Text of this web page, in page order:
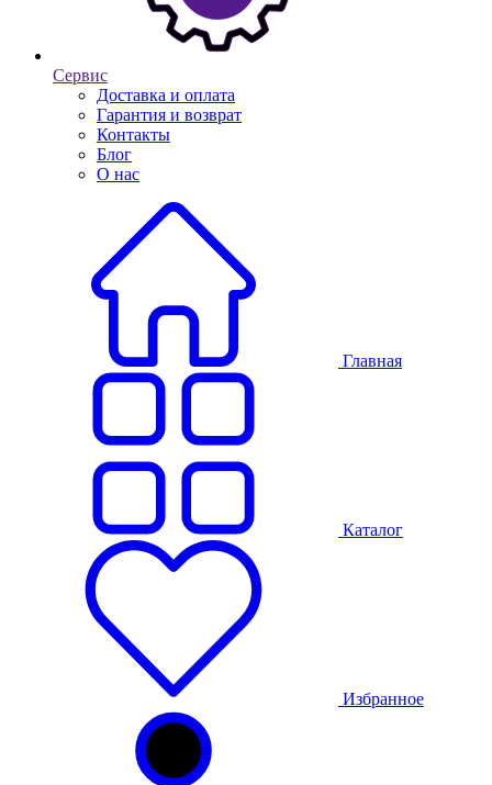
Сервис
Доставка и оплата
Гарантия и возврат
Контакты
Блог
О нас
Главная
Каталог
Избранное